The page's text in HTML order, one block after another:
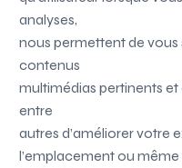
analyses,
nous permettent de
contenus
multimédias pertinents
entre
autres d’améliorer votre
l’emplacement ou